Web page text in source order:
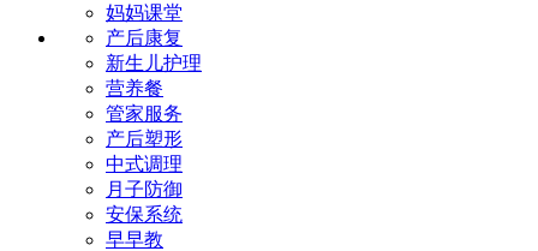
妈妈课堂
产后康复
新生儿护理
营养餐
管家服务
产后塑形
中式调理
月子防御
安保系统
早早教